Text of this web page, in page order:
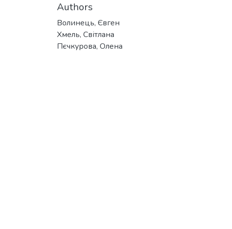
Authors
Волинець, Євген
Хмель, Світлана
Пєчкурова, Олена